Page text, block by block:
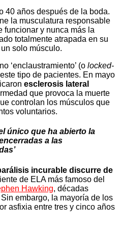
40 años después de la boda.
la musculatura responsable
funcionar y nunca más la
totalmente atrapada en su
solo músculo.
‘enclaustramiento’ (o locked-
tipo de pacientes. En mayo
esclerosis lateral
que provoca la muerte
controlan los músculos que
voluntarios.
único que ha abierto la
a las
incurable discurre de
de ELA más famoso del
Hawking, décadas
embargo, la mayoría de los
asfixia entre tres y cinco años